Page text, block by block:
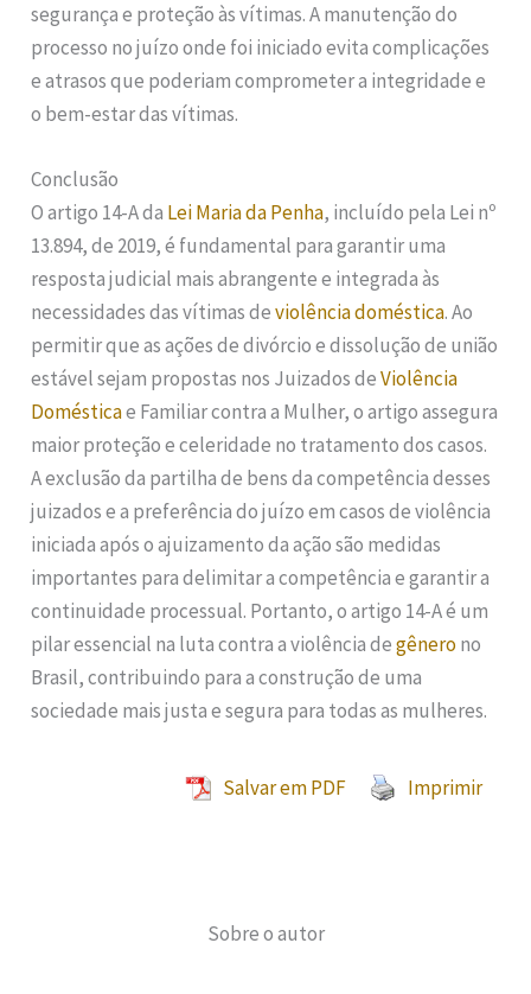
segurança e proteção às vítimas. A manutenção do
processo no juízo onde foi iniciado evita complicações
e atrasos que poderiam comprometer a integridade e
o bem-estar das vítimas.
Conclusão
O artigo 14-A da Lei Maria da Penha, incluído pela Lei nº
13.894, de 2019, é fundamental para garantir uma
resposta judicial mais abrangente e integrada às
necessidades das vítimas deviolência doméstica. Ao
permitir que as ações de divórcio e dissolução de união
estável sejam propostas nos Juizados deViolência
Domésticae Familiar contra a Mulher, o artigo assegura
maior proteção e celeridade no tratamento dos casos.
A exclusão da partilha de bens da competência desses
juizados e a preferência do juízo em casos de violência
iniciada após o ajuizamento da ação são medidas
importantes para delimitar a competência e garantir a
continuidade processual. Portanto, o artigo 14-A é um
pilar essencial na luta contra a violência degênerono
Brasil, contribuindo para a construção de uma
sociedade mais justa e segura para todas as mulheres.
Salvar em PDF Imprimir
Sobre o autor